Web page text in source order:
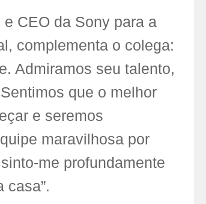
CEO da Sony para a
complementa o colega:
Admiramos seu talento,
que o melhor
e seremos
maravilhosa por
me profundamente
casa”.